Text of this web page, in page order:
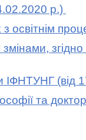
р.)
освітнім
ІФНТУНГ (від
та